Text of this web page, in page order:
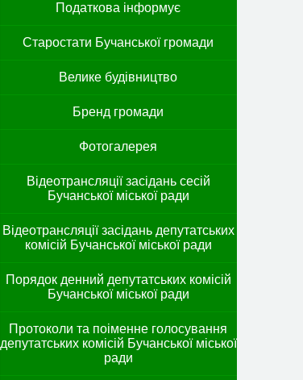
Податкова інформує
Старостати Бучанської громади
Велике будівництво
Бренд громади
Фотогалерея
Відеотрансляції засідань сесій
Бучанської міської ради
Відеотрансляції засідань депутатських
комісій Бучанської міської ради
Порядок денний депутатських комісій
Бучанської міської ради
Протоколи та поіменне голосування
депутатських комісій Бучанської міської
ради